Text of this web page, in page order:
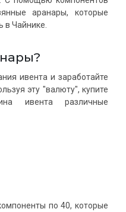
аранары, которые
в Чайнике.
ивента и заработайте
эту "валюту", купите
ивента различные
по 40, которые